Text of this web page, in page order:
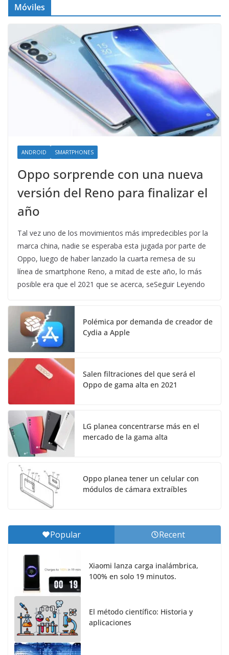
Móviles
ANDROID SMARTPHONES
Oppo sorprende con una nueva
versión del Reno para finalizar el
año
Tal vez uno de los movimientos más impredecibles por la
marca china, nadie se esperaba esta jugada por parte de
Oppo, luego de haber lanzado la cuarta remesa de su
línea de smartphone Reno, a mitad de este año, lo más
posible era que el 2021 que se acerca, seSeguir Leyendo
Polémica por demanda de creador de
Cydia a Apple
Salen filtraciones del que será el
Oppo de gama alta en 2021
LG planea concentrarse más en el
mercado de la gama alta
Oppo planea tener un celular con
módulos de cámara extraíbles
Popular Recent
Xiaomi lanza carga inalámbrica,
100% en solo 19 minutos.
El método científico: Historia y
aplicaciones